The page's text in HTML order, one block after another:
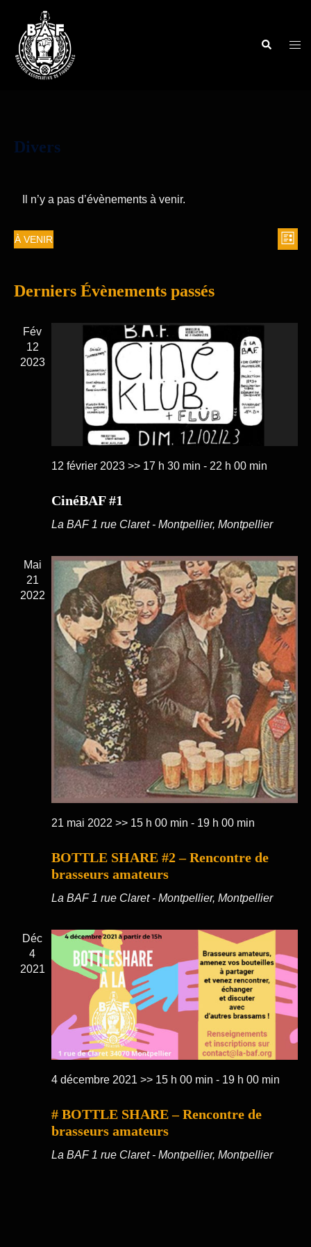
Divers
Il n’y a pas d’évènements à venir.
LISTE
À VENIR
date.
Derniers Évènements passés
Fév
12
2023
12 février 2023 >> 17 h 30 min - 22 h 00 min
CinéBAF #1
La BAF 1 rue Claret - Montpellier, Montpellier
Mai
21
2022
21 mai 2022 >> 15 h 00 min - 19 h 00 min
BOTTLE SHARE #2 – Rencontre de
brasseurs amateurs
La BAF 1 rue Claret - Montpellier, Montpellier
Déc
4
2021
4 décembre 2021 >> 15 h 00 min - 19 h 00 min
# BOTTLE SHARE – Rencontre de
brasseurs amateurs
La BAF 1 rue Claret - Montpellier, Montpellier